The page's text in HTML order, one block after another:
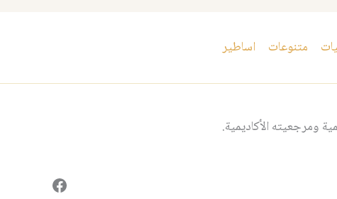
متنوعات اساطير
ومرجعيته الأكاديمية.
فيسبوك